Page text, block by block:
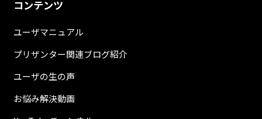
コンテンツ
ユーザマニュアル
プリザンター関連ブログ紹介
ユーザの生の声
お悩み解決動画